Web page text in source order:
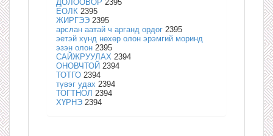
ДОЛООВОР 2395
ЁОЛК 2395
ЖИРГЭЭ 2395
арслан аатай ч арганд ордог 2395
эетэй хүнд нөхөр олон эрэмгий моринд
эзэн олон 2395
САЙЖРУУЛАХ 2394
ОНОВЧТОЙ 2394
ТОТГО 2394
түвэг удах 2394
ТОГТНОЛ 2394
ХҮРНЭ 2394